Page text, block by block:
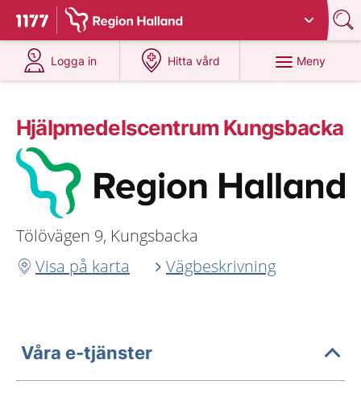
Till startsidan för 1177
Du har valt region Halland
Logga in
på 1177.se
Hitta vård
på 1177.se
Meny
Hjälpmedelscentrum Kungsbacka
Tölövägen 9, Kungsbacka
Visa på karta
Vägbeskrivning
Våra e-tjänster